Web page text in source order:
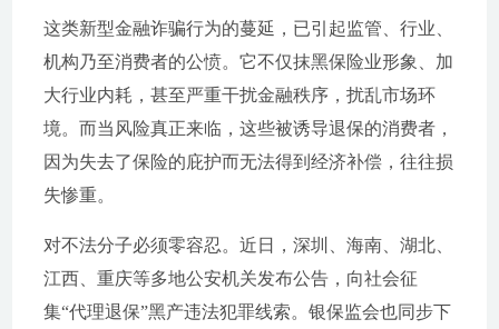
这类新型金融诈骗行为的蔓延，已引起监管、行业、
机构乃至消费者的公愤。它不仅抹黑保险业形象、加
大行业内耗，甚至严重干扰金融秩序，扰乱市场环
境。而当风险真正来临，这些被诱导退保的消费者，
因为失去了保险的庇护而无法得到经济补偿，往往损
失惨重。
对不法分子必须零容忍。近日，深圳、海南、湖北、
江西、重庆等多地公安机关发布公告，向社会征
集“代理退保”黑产违法犯罪线索。银保监会也同步下